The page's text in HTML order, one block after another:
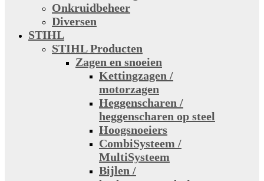
Onkruidbeheer
Diversen
STIHL
STIHL Producten
Zagen en snoeien
Kettingzagen /
motorzagen
Heggenscharen /
heggenscharen op steel
Hoogsnoeiers
CombiSysteem /
MultiSysteem
Bijlen /